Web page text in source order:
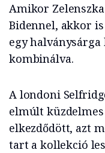
Amikor
Bidennel, akkor
egy
kombinálva.
A londoni
elmúlt
elkezdődött, azt
tart a kollekció